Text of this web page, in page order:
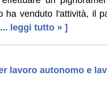
venduto l'attività, il
leggi tutto » ]
lavoro autonomo e